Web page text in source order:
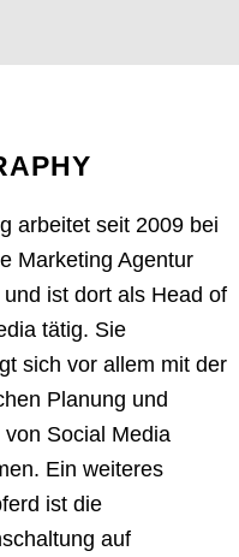
arbeitet seit 2009 bei
Marketing Agentur
ist dort als Head of
tätig. Sie
sich vor allem mit der
Planung und
von Social Media
Ein weiteres
ist die
auf